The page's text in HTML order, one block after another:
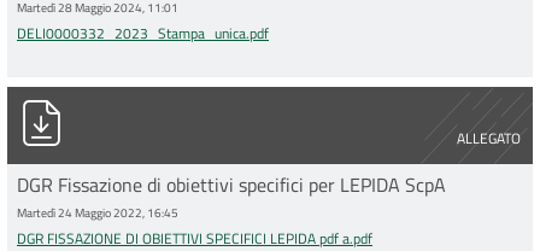
Martedì 28 Maggio 2024, 11:01
DELI0000332_2023_Stampa_unica.pdf
ALLEGATO
DGR FISSAZIONE DI OBIETTIVI SPECIFICI LEPIDA pdf a.pdf
DGR Fissazione di obiettivi specifici per LEPIDA ScpA
Martedì 24 Maggio 2022, 16:45
DGR FISSAZIONE DI OBIETTIVI SPECIFICI LEPIDA pdf a.pdf